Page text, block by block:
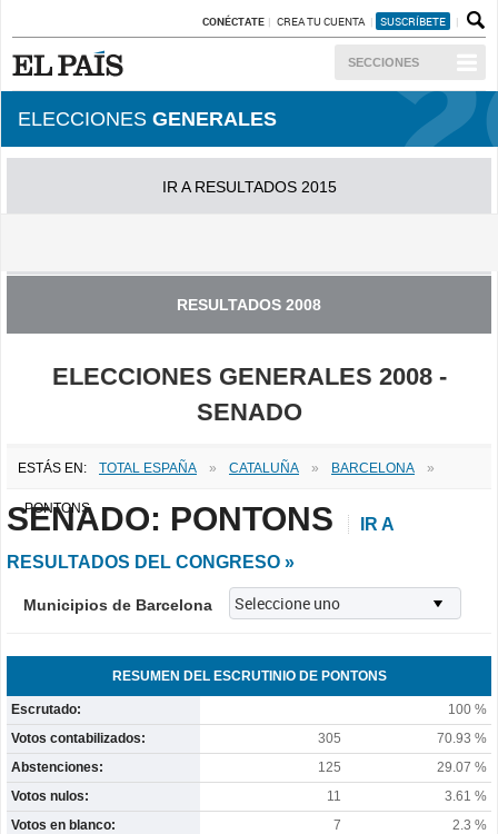
CONÉCTATE CREA TU CUENTA SUSCRÍBETE
SECCIONES
ELECCIONES GENERALES
IR A RESULTADOS 2015
RESULTADOS 2008
ELECCIONES GENERALES 2008 -
SENADO
ESTÁS EN: TOTAL ESPAÑA » CATALUÑA » BARCELONA »
PONTONS
SENADO: PONTONS
IR A
RESULTADOS DEL CONGRESO »
Municipios de Barcelona
RESUMEN DEL ESCRUTINIO DE PONTONS
Escrutado:
100 %
Votos contabilizados:
305
70.93 %
Abstenciones:
125
29.07 %
Votos nulos:
11
3.61 %
Votos en blanco:
7 2.3 %